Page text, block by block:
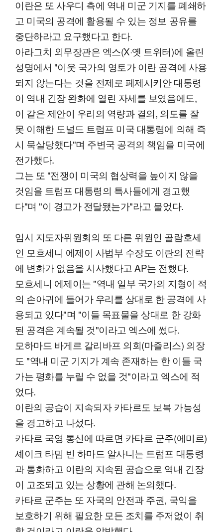
이란은 또 사우디 측에 역내 미군 기지를 폐쇄하
고 미국의 공격에 활용될 수 있는 정보 공유를
중단하라고 요구했다고 한다.
아라그치 외무장관은 엑스(X·옛 트위터)에 올린
성명에서 "이웃 국가의 영토가 이란 공격에 사용
되지 않는다는 것을 전제로 페제시키안 대통령
이 역내 긴장 완화에 열린 자세를 보였음에도,
이 같은 제안이 우리의 역량과 결의, 의도를 잘
못 이해한 도널드 트럼프 미국 대통령에 의해 즉
시 묵살당했다"며 주변국 공격의 책임을 미국에
전가했다.
그는 또 "전쟁이 미국의 협상력을 높이지 않을
것임을 트럼프 대통령의 특사들에게 경고했
다"며 "이 경고가 전달됐는가"라고 물었다.
임시 지도자위원회의 또 다른 위원인 골람호세
인 모흐세니 에제이 사법부 수장도 이란의 전략
에 변화가 없음을 시사했다고 AP는 전했다.
모흐세니 에제이는 "역내 일부 국가의 지형이 적
의 손아귀에 들어가 우리를 상대로 한 공격에 사
용되고 있다"며 "이들 목표물을 상대로 한 강화
된 공격은 계속될 것"이라고 엑스에 썼다.
모하마드 바게르 갈리바프 의회(마즐리스) 의장
도 "역내 미군 기지가 계속 존재하는 한 이들 국
가는 평화를 누릴 수 없을 것"이라고 엑스에 적
었다.
이란의 공습이 지속되자 카타르도 보복 가능성
을 경고하고 나섰다.
카타르 국영 통신에 따르면 카타르 군주(에미르)
셰이크 타밈 빈 하마드 알사니는 트럼프 대통령
과 통화하고 이란의 지속된 공습으로 역내 긴장
이 고조되고 있는 상황에 관해 논의했다.
카타르 군주는 또 자국의 안전과 주권, 국익을
보호하기 위해 필요한 모든 조치를 주저없이 취